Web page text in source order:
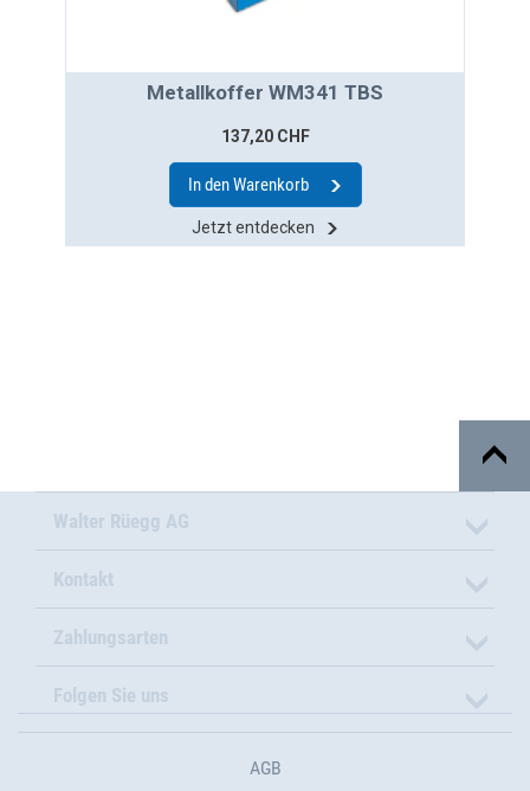
Metallkoffer WM341 TBS
137,20 CHF
In den Warenkorb
Jetzt entdecken
Walter Rüegg AG
Kontakt
Zahlungsarten
Folgen Sie uns
AGB